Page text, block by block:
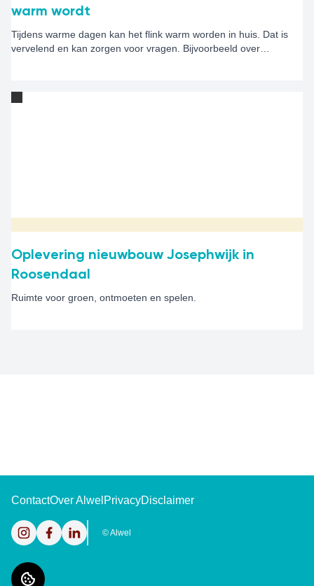
warm wordt
Tijdens warme dagen kan het flink warm worden in huis. Dat is
vervelend en kan zorgen voor vragen. Bijvoorbeeld over
wanneer je contact kunt opnemen met Alwel.
Oplevering nieuwbouw Josephwijk in
Roosendaal
Ruimte voor groen, ontmoeten en spelen.
ContactOver Alwel PrivacyDisclaimer
Instagram
FacebookLinkedIn
©Alwel